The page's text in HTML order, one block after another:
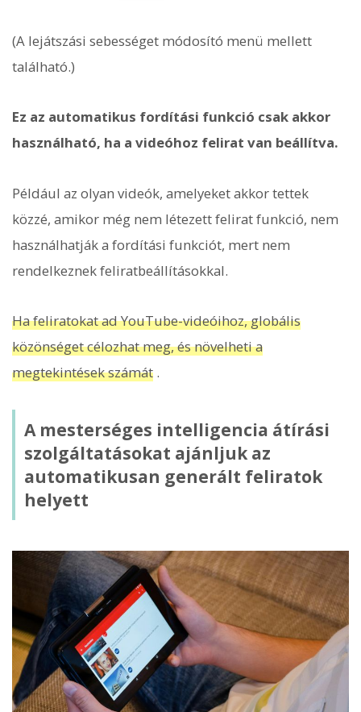
(A lejátszási sebességet módosító menü mellett
található.)
Ez az automatikus fordítási funkció csak akkor
használható, ha a videóhoz felirat van beállítva.
Például az olyan videók, amelyeket akkor tettek
közzé, amikor még nem létezett felirat funkció, nem
használhatják a fordítási funkciót, mert nem
rendelkeznek feliratbeállításokkal.
Ha feliratokat ad YouTube-videóihoz, globális
közönséget célozhat meg, és növelheti a
megtekintések számát .
A mesterséges intelligencia átírási
szolgáltatásokat ajánljuk az
automatikusan generált feliratok
helyett